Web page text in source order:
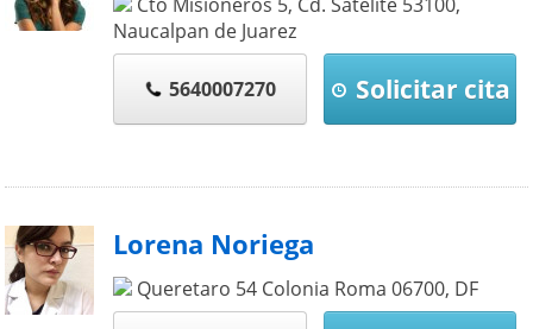
Naucalpan de Juarez
5640007270 Solicitar cita
Lorena Noriega
Queretaro 54 Colonia Roma 06700, DF